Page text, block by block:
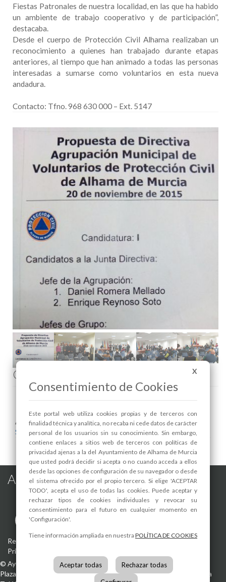
Fiestas Patronales de nuestra localidad, en las que ha habido
un ambiente de trabajo cooperativo y de participación”,
destacaba.
Desde el cuerpo de Protección Civil Alhama realizaban un
reconocimiento a quienes han trabajado durante etapas
anteriores, al tiempo que han animado a todas las personas
interesadas a sumarse como voluntarios en esta nueva
andadura.
Contacto: Tfno. 968 630 000 – Ext. 5147
Comenta esta noticia en Facebook
Areas relacionadas:
Seguridad y Protección Ciudadana
Alhama de Murcia en las Redes
Registro de actividades de tratamiento -Aviso Legal-Política de
Privacidad
© Ayuntamiento de Alhama de Murcia
Plaza de la Constitución, 130840 Alhama de Murcia(Murcia)
España
X
Consentimiento de Cookies
Este portal web utiliza cookies propias y de terceros con
finalidad técnica y analítica, no recaba ni cede datos de carácter
personal de los usuarios sin su conocimiento. Sin embargo,
contiene enlaces a sitios web de terceros con políticas de
privacidad ajenas a la del Ayuntamiento de Alhama de Murcia
que usted podrá decidir si acepta o no cuando acceda a ellos
desde las opciones de configuración de su navegador o desde
el sistema ofrecido por el propio tercero. Si elige 'ACEPTAR
TODO', acepta el uso de todas las cookies. Puede aceptar y
rechazar tipos de cookies individuales y revocar su
consentimiento para el futuro en cualquier momento en
'Configuración'.
Tiene información ampliada en nuestra POLÍTICA DE COOKIES
Aceptar todas Rechazar todas